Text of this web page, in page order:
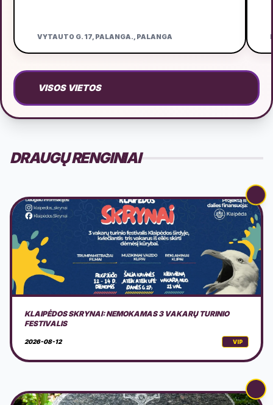
VYTAUTO G. 17, PALANGA., PALANGA
VISOS VIETOS
DRAUGŲ RENGINIAI
PARTIZANŲ 80-ŲJŲ ŽUVIMO METINIŲ MINĖJIMAS